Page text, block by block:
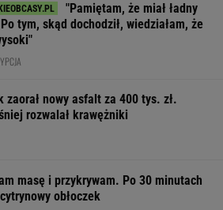
"Pamiętam, że miał ładny
tym, skąd dochodził, wiedziałam, że
zaorał nowy asfalt za 400 tys. zł.
rozwalał krawężniki
masę i przykrywam. Po 30 minutach
obłoczek